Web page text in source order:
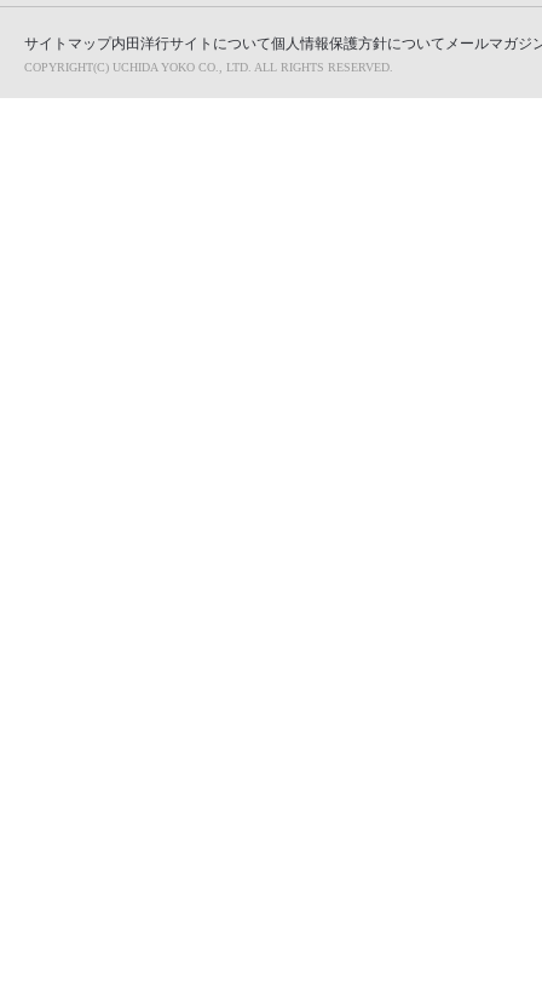
サイトマップ内田洋行サイトについて個人情報保護方針について メールマガジ
COPYRIGHT(C) UCHIDA YOKO CO., LTD. ALL RIGHTS RESERVED.